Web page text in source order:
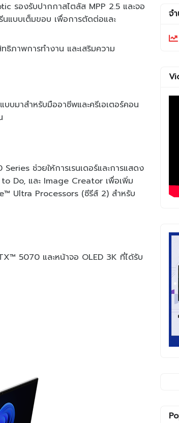
รองรับปากกาสไตลัส MPP 2.5 และจอ
แบบเต็มขอบ เพื่อการตัดต่อและ
ภาพการทำงาน และเสริมความ
บมาสำหรับมืออาชีพและครีเอเตอร์คอน
ช่วยให้การเรนเดอร์และการแสดง
Do, และ Image Creator เพื่อเพิ่ม
Ultra Processors (ซีรีส์ 2) สำหรับ
5070 และหน้าจอ OLED 3K ที่ได้รับ
จ